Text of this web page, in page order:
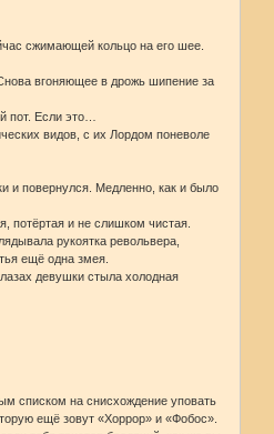
сжимающей кольцо на его шее.
вгоняющее в дрожь шипение за
пот. Если это…
видов, с их Лордом поневоле
и повернулся. Медленно, как и было
потёртая и не слишком чистая.
рукоятка револьвера,
ещё одна змея.
девушки стыла холодная
списком на снисхождение уповать
ещё зовут «Хоррор» и «Фобос».